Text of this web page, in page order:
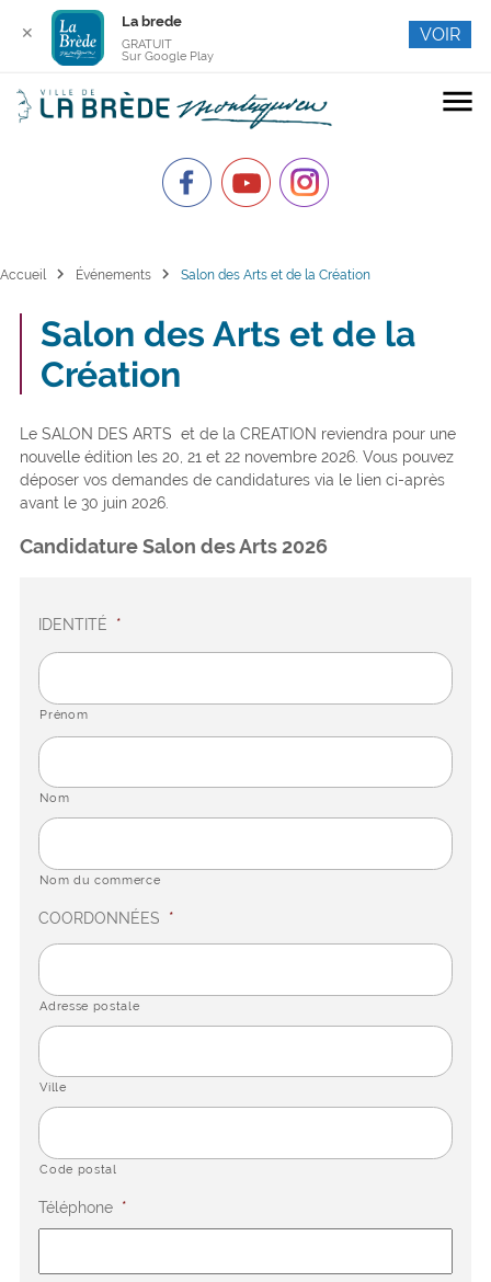
menu
Accueil chevron_right Événements chevron_right Salon des Arts et de la Création
Salon des Arts et de la
Création
Le SALON DES ARTS et de la CREATION reviendra pour une
nouvelle édition les 20, 21 et 22 novembre 2026. Vous pouvez
déposer vos demandes de candidatures via le lien ci-après
avant le 30 juin 2026.
Candidature Salon des Arts 2026
IDENTITÉ *
Prénom
Nom
Nom du commerce
COORDONNÉES *
Adresse postale
Ville
Code postal
Téléphone *
✕
La brede
GRATUIT
Sur Google Play
VOIR